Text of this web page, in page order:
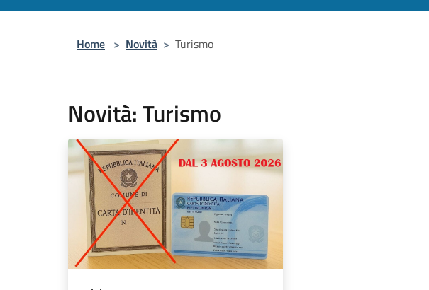
Home > Novità > Turismo
Novità: Turismo